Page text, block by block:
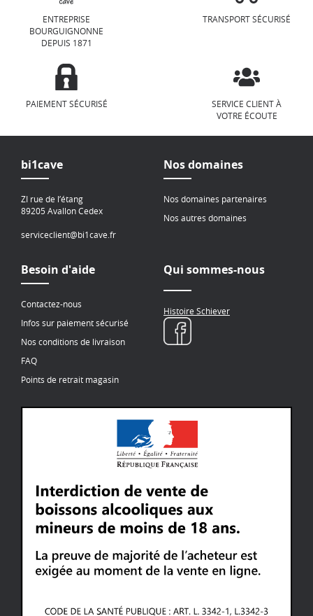
ENTREPRISE
BOURGUIGNONNE
DEPUIS 1871
TRANSPORT SÉCURISÉ
PAIEMENT SÉCURISÉ
SERVICE CLIENT À
VOTRE ÉCOUTE
bi1cave
ZI rue de l’étang
89205 Avallon Cedex
serviceclient@bi1cave.fr
Nos domaines
Nos domaines partenaires
Nos autres domaines
Besoin d'aide
Contactez-nous
Infos sur paiement sécurisé
Nos conditions de livraison
FAQ
Points de retrait magasin
Qui sommes-nous
Histoire Schiever